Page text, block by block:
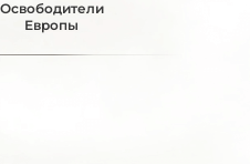
Освободители
Европы